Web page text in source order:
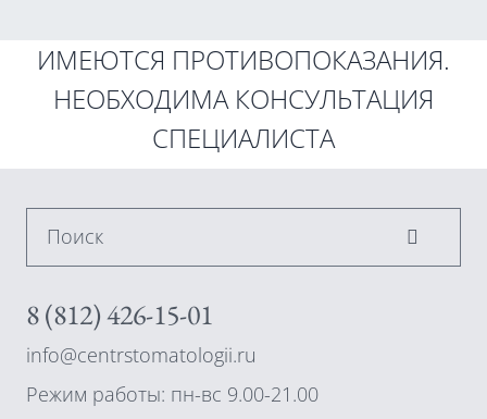
ИМЕЮТСЯ ПРОТИВОПОКАЗАНИЯ.
НЕОБХОДИМА КОНСУЛЬТАЦИЯ
СПЕЦИАЛИСТА
Поиск
8 (812) 426-15-01
info@centrstomatologii.ru
Режим работы: пн-вс 9.00-21.00